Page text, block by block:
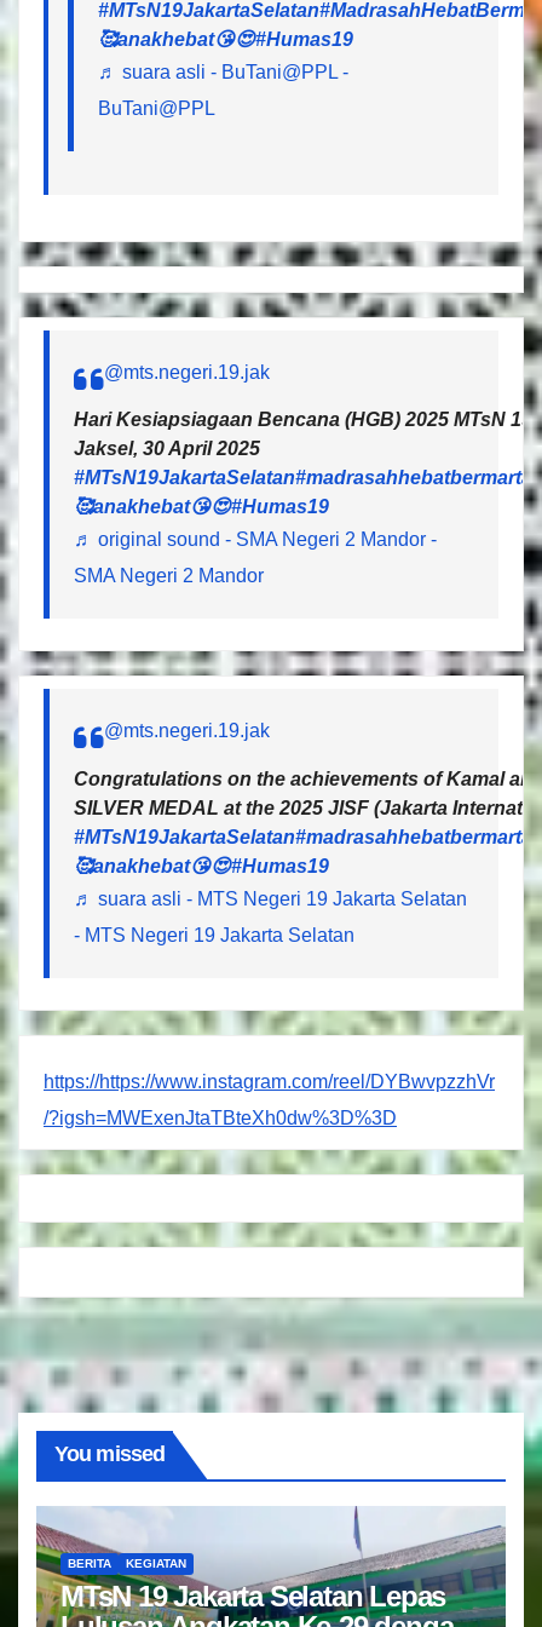
#MTsN19JakartaSelatan
🥰anakhebat😘😍#Humas19
♬ suara asli - BuTani@PPL -
BuTani@PPL
@mts.negeri.19.jak
Hari Kesiapsiagaan Bencana (HGB) 2025 MTsN
Jaksel, 30 April 2025
#MTsN19JakartaSelatan
🥰anakhebat😘😍#Humas19
♬ original sound - SMA Negeri 2 Mandor -
SMA Negeri 2 Mandor
@mts.negeri.19.jak
Congratulations on the achievements of Kamal
SILVER MEDAL at the 2025 JISF (Jakarta
#MTsN19JakartaSelatan
🥰anakhebat😘😍#Humas19
♬ suara asli - MTS Negeri 19 Jakarta Selatan
- MTS Negeri 19 Jakarta Selatan
https://https://www.instagram.com/reel/DYBwvpzzhVr
/?igsh=MWExenJtaTBteXh0dw%3D%3D
You missed
BERITA KEGIATAN
MTsN 19 Jakarta Selatan Lepas